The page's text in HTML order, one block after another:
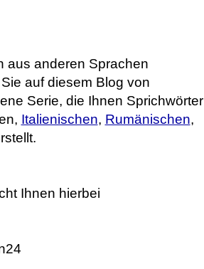
aus anderen Sprachen
auf diesem Blog von
Serie, die Ihnen Sprichwörter
Italienischen, Rumänischen,
Ihnen hierbei